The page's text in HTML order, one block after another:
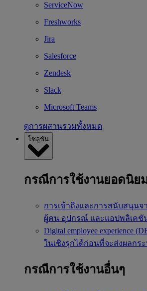
ServiceNow
Freshworks
Jira
Salesforce
Zendesk
Slack
Microsoft Teams
ดูการผสานรวมทั้งหมด
โซลูชัน
กรณีการใช้งานยอดนิย
การเข้าถึงและการสนับสนุนจ
ผู้คน อุปกรณ์ และแอปพลิเคชั
Digital employee experience
ในเชิงรุกได้ก่อนที่จะส่งผลกร
กรณีการใช้งานอื่นๆ